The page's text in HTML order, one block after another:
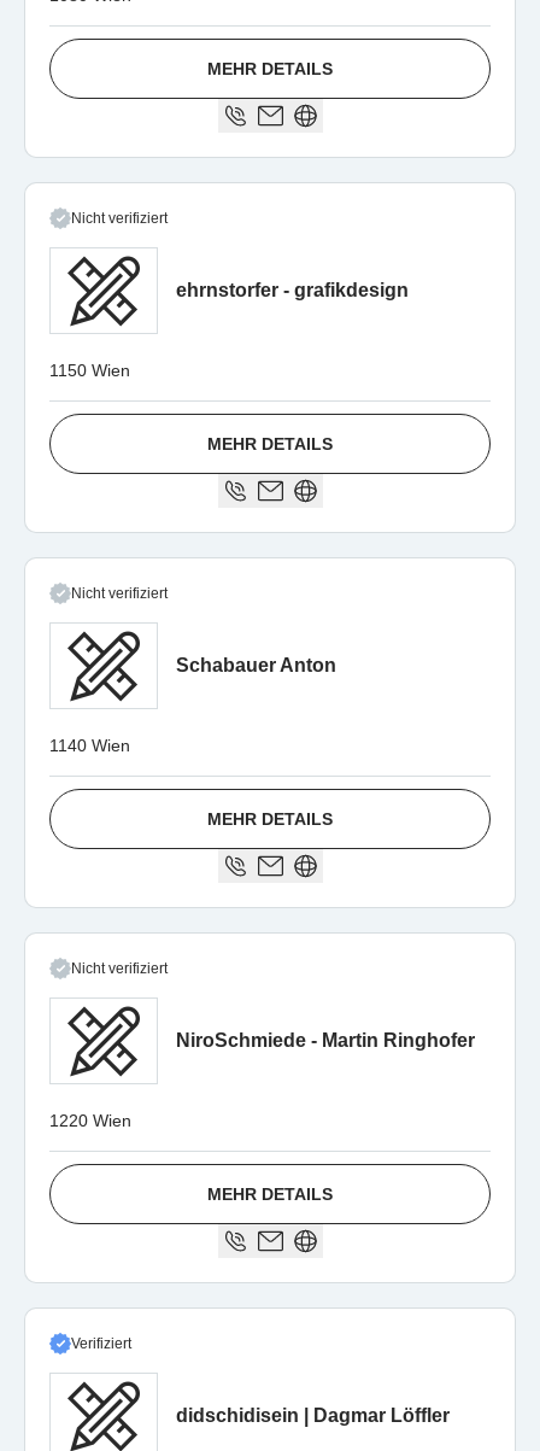
MEHR DETAILS
Nicht verifiziert
ehrnstorfer - grafikdesign
1150 Wien
MEHR DETAILS
Nicht verifiziert
Schabauer Anton
1140 Wien
MEHR DETAILS
Nicht verifiziert
NiroSchmiede - Martin Ringhofer
1220 Wien
MEHR DETAILS
Verifiziert
didschidisein | Dagmar Löffler